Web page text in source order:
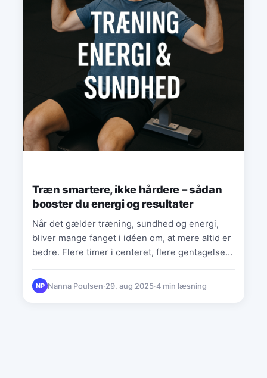
Træn smartere, ikke hårdere – sådan
booster du energi og resultater
Når det gælder træning, sundhed og energi,
bliver mange fanget i idéen om, at mere altid er
bedre. Flere timer i centeret, flere gentagelser,
NP Nanna Poulsen·29. aug 2025·4 min læsning